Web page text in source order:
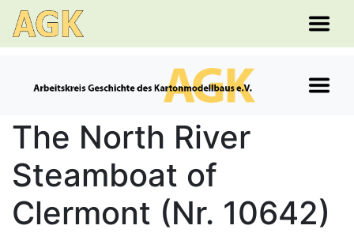
The North River
Steamboat of
Clermont (Nr. 10642)